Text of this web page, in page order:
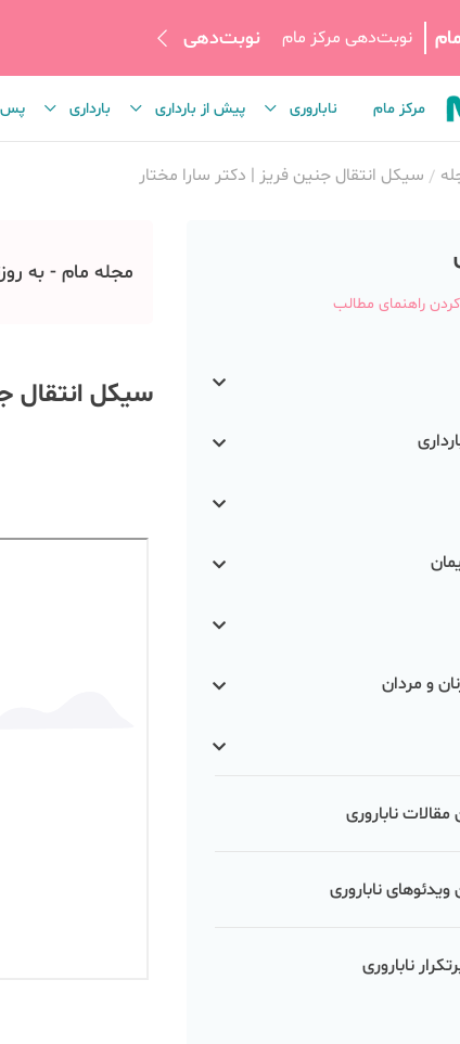
نوبت‌دهی مرکز مام نوبت‌دهی
مرکز مام ناباروری پیش از بارداری بارداری پس
سیکل انتقال جنین فریز | دکتر سارا مختار
راهنمای مطالب
و مردان
مقالات ناباروری
ویدئوهای ناباروری
ناباروری
مجله مام - به
سیکل انتقال